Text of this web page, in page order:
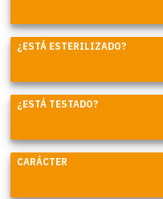
¿ESTÁ ESTERILIZADO?
¿ESTÁ TESTADO?
CARÁCTER